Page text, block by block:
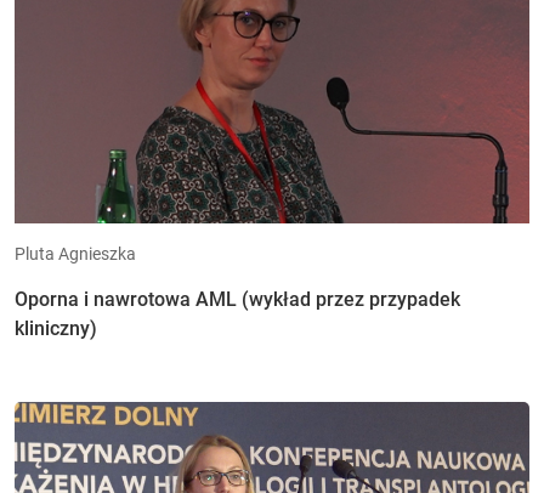
Pluta Agnieszka
Oporna i nawrotowa AML (wykład przez przypadek
kliniczny)